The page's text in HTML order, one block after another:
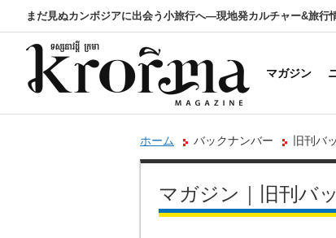
まだ見ぬカンボジアに出会う小旅行へ―現地発カルチャー&旅行
マガジン
ホーム バックナンバー 旧刊バ
マガジン｜旧刊バ